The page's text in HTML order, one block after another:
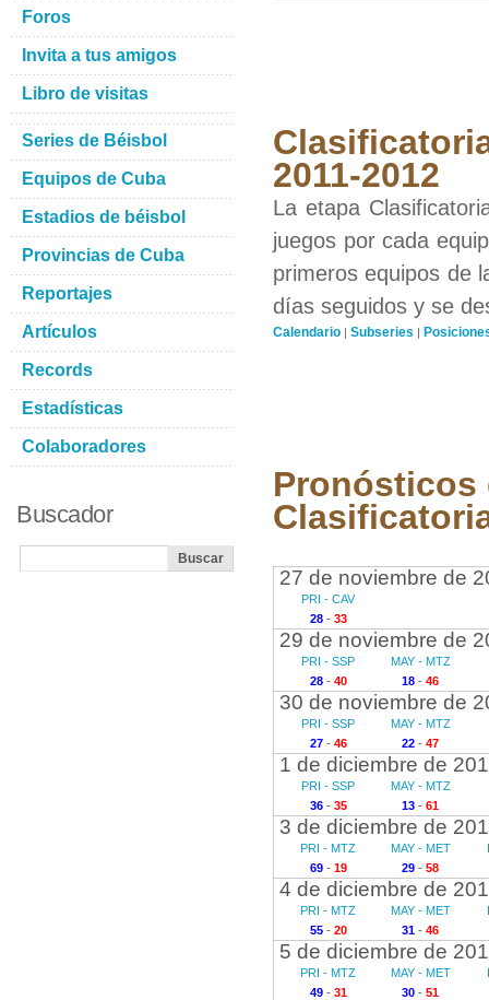
2011-2012
La etapa
juegos por cada
primeros equipos de
días seguidos y se
Calendario | Subseries |
Pronósticos
27 de noviembre de
PRI - CAV
28- 33
29 de noviembre de
PRI - SSP
28- 40
MAY - MTZ
18 - 46
30 de noviembre de
PRI - SSP
27- 46
MAY - MTZ
22 - 47
1 de diciembre de
PRI - SSP
36- 35
MAY - MTZ
13 - 61
3 de diciembre de
PRI - MTZ
69- 19
MAY - MET
29 - 58
4 de diciembre de
PRI - MTZ
55- 20
MAY - MET
31 - 46
5 de diciembre de
PRI - MTZ
49- 31
MAY - MET
30 - 51
Foros
Invita a tus amigos
Libro de visitas
Series de Béisbol
Equipos de Cuba
Estadios de béisbol
Provincias de Cuba
Reportajes
Artículos
Records
Estadísticas
Colaboradores
Buscador